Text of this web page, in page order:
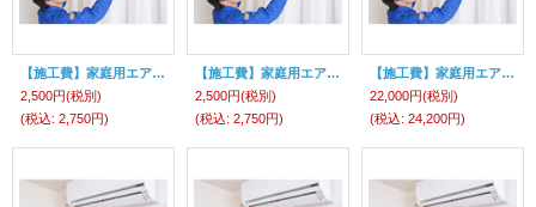
【施工費】家庭用エアコン（コンセント交換 ）
2,500円(税別)
(税込: 2,750円)
【施工費】家庭用エアコン（200ｖ切り替え ）
2,500円(税別)
(税込: 2,750円)
【施工費】家庭用エアコン（専用回路工事 10m迄）
22,000円(税別)
(税込: 24,200円)